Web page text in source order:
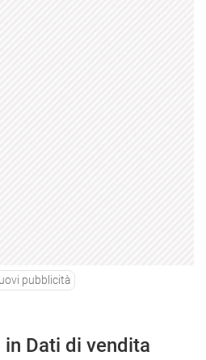
pubblicità
Dati di vendita